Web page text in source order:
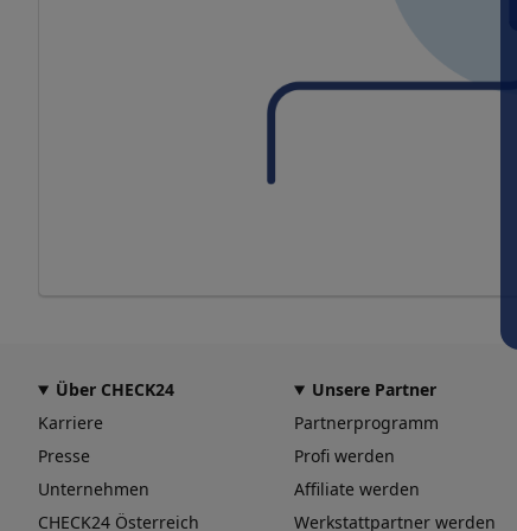
Über CHECK24
Karriere
Presse
Unternehmen
CHECK24 Österreich
Unsere Partner
Partnerprogramm
Profi werden
Affiliate werden
Werkstattpartner werden